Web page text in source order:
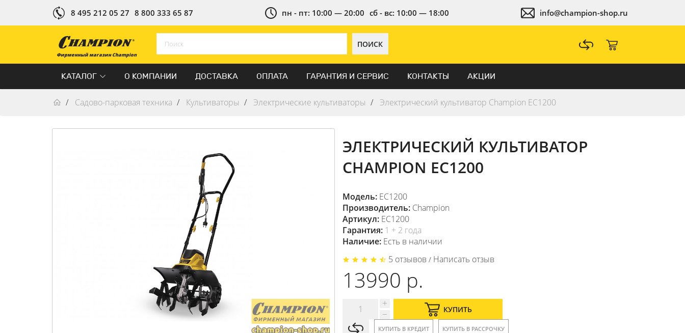
8 495 212 05 27 8 800 333 65 87 пн - пт: 10:00 — 20:00 сб - вс: 10:00 — 18:00 info@champion-shop.ru
Фирменный магазин Champion
ПОИСК
КАТАЛОГ О КОМПАНИИ ДОСТАВКА ОПЛАТА ГАРАНТИЯ И СЕРВИС КОНТАКТЫ АКЦИИ
Садово-парковая техника Культиваторы Электрические культиваторы Электрический культиватор Champion EC1200
ЭЛЕКТРИЧЕСКИЙ КУЛЬТИВАТОР
CHAMPION EC1200
Модель: EC1200
Производитель: Champion
Артикул: EC1200
Гарантия: 1 + 2 года
Наличие: Есть в наличии
5 отзывов / Написать отзыв
13990 р.
КУПИТЬ
КУПИТЬ В КРЕДИТ КУПИТЬ В РАССРОЧКУ